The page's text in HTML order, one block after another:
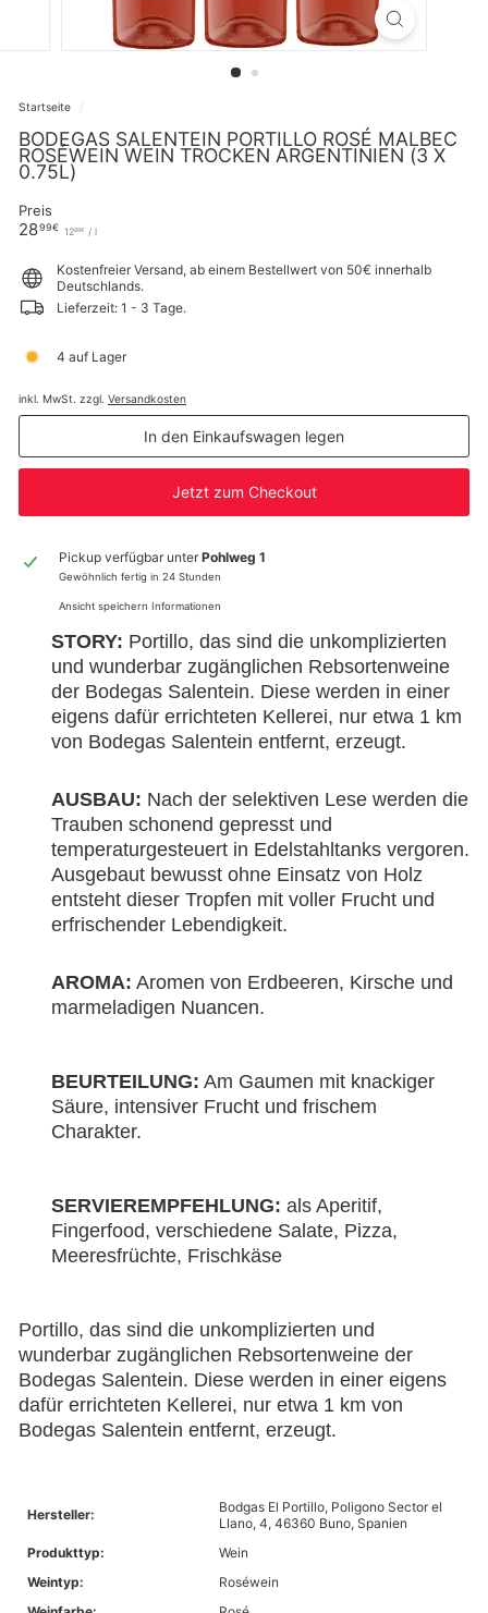
Startseite /
BODEGAS SALENTEIN PORTILLO ROSÉ MALBEC
ROSÉWEIN WEIN TROCKEN ARGENTINIEN (3 X
0.75L)
Preis
Normaler
2899€28,99€
12 88€ 12,88€
/ l
Kostenfreier Versand, ab einem Bestellwert von 50€ innerhalb
Deutschlands.
Lieferzeit: 1 - 3 Tage.
4 auf Lager
inkl. MwSt. zzgl. Versandkosten
In den Einkaufswagen legen
Jetzt zum Checkout
Pickup verfügbar unter Pohlweg 1
Gewöhnlich fertig in 24 Stunden
Ansicht speichern Informationen
STORY: Portillo, das sind die unkomplizierten
und wunderbar zugänglichen Rebsortenweine
der Bodegas Salentein. Diese werden in einer
eigens dafür errichteten Kellerei, nur etwa 1 km
von Bodegas Salentein entfernt, erzeugt.
AUSBAU: Nach der selektiven Lese werden die
Trauben schonend gepresst und
temperaturgesteuert in Edelstahltanks vergoren.
Ausgebaut bewusst ohne Einsatz von Holz
entsteht dieser Tropfen mit voller Frucht und
erfrischender Lebendigkeit.
AROMA: Aromen von Erdbeeren, Kirsche und
marmeladigen Nuancen.
BEURTEILUNG: Am Gaumen mit knackiger
Säure, intensiver Frucht und frischem
Charakter.
SERVIEREMPFEHLUNG: als Aperitif,
Fingerfood, verschiedene Salate, Pizza,
Meeresfrüchte, Frischkäse
Portillo, das sind die unkomplizierten und
wunderbar zugänglichen Rebsortenweine der
Bodegas Salentein. Diese werden in einer eigens
dafür errichteten Kellerei, nur etwa 1 km von
Bodegas Salentein entfernt, erzeugt.
Hersteller:
Bodgas El Portillo, Poligono Sector el
Llano, 4, 46360 Buno, Spanien
Produkttyp:
Wein
Weintyp:
Roséwein